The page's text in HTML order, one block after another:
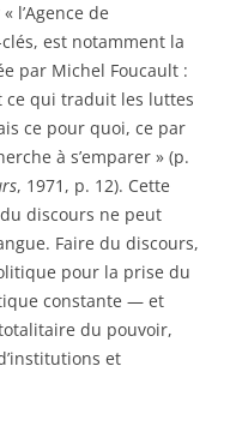
l’Agence de
est notamment la
par Michel Foucault :
ce qui traduit les luttes
ce pour quoi, ce par
à s’emparer » (p.
, 1971, p. 12). Cette
discours ne peut
Faire du discours,
pour la prise du
constante — et
du pouvoir,
et